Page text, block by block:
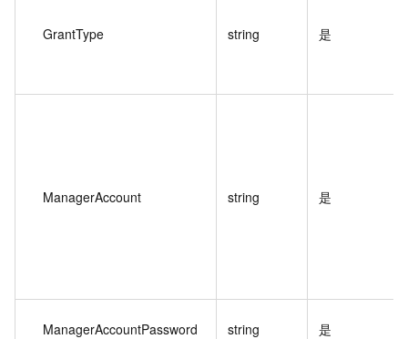
GrantType string 是
ManagerAccount string 是
ManagerAccountPassword string 是